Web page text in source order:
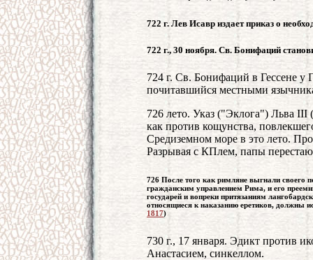
722 г. Лев Исавр издает приказ о
722 г., 30 ноября. Св. Бонифаций
724 г. Св. Бонифаций в Гессене у
почитавшийся местными
726 лето. Указ ("Эклога") Льва III
как против кощунства,
Средиземном море в это лето.
Разрывая с КПлем, папы
726 После того как римляне выгнали своего
гражданским управлением Рима, и его
государей и вопреки притязаниям
относящиеся к наказанию еретиков, должны
1817)
730 г., 17 января. Эдикт против
Анастасием, синкеллом.